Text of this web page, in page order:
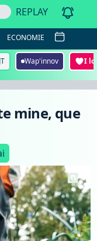
REPLAY
ECONOMIE
Wap'innov I
mine, que